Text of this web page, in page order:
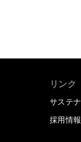
リンク
サステ
採用情